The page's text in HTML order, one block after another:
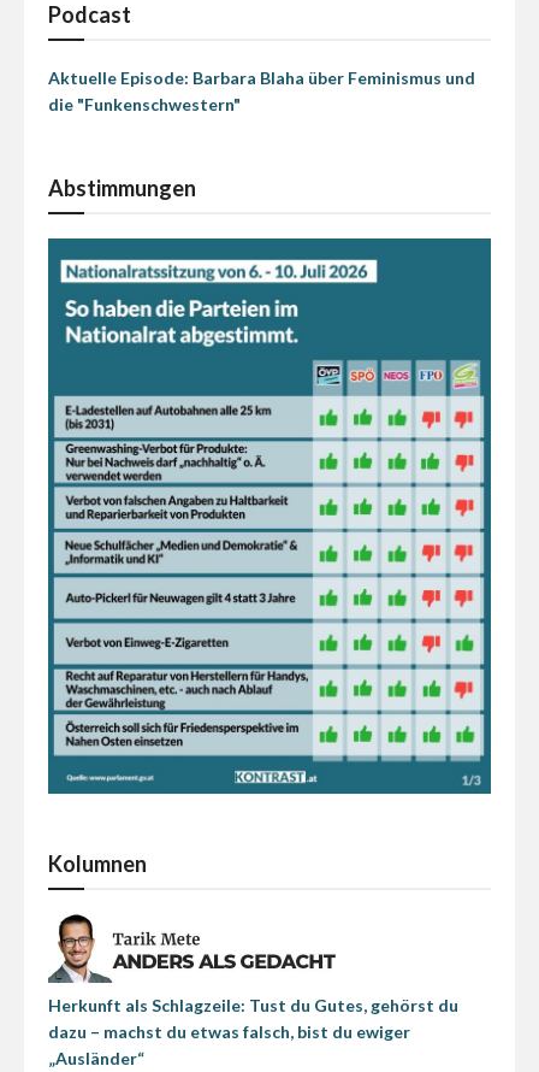
Podcast
Aktuelle Episode: Barbara Blaha über Feminismus und
die "Funkenschwestern"
Abstimmungen
Kolumnen
Herkunft als Schlagzeile: Tust du Gutes, gehörst du
dazu – machst du etwas falsch, bist du ewiger
„Ausländer“